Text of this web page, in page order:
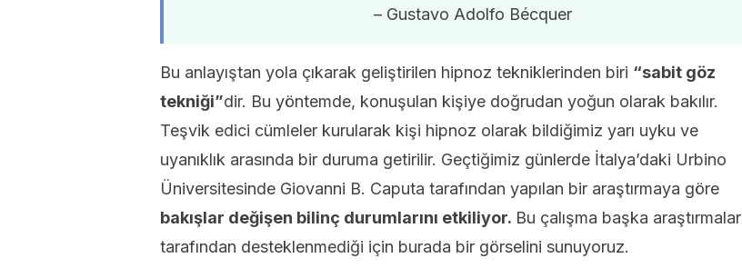
– Gustavo Adolfo Bécquer
Bu anlayıştan yola çıkarak geliştirilen hipnoz tekniklerinden biri “sabit göz
tekniği”dir. Bu yöntemde, konuşulan kişiye doğrudan yoğun olarak bakılır.
Teşvik edici cümleler kurularak kişi hipnoz olarak bildiğimiz yarı uyku ve
uyanıklık arasında bir duruma getirilir. Geçtiğimiz günlerde İtalya’daki Urbino
Üniversitesinde Giovanni B. Caputa tarafından yapılan bir araştırmaya göre
bakışlar değişen bilinç durumlarını etkiliyor. Bu çalışma başka araştırmalar
tarafından desteklenmediği için burada bir görselini sunuyoruz.